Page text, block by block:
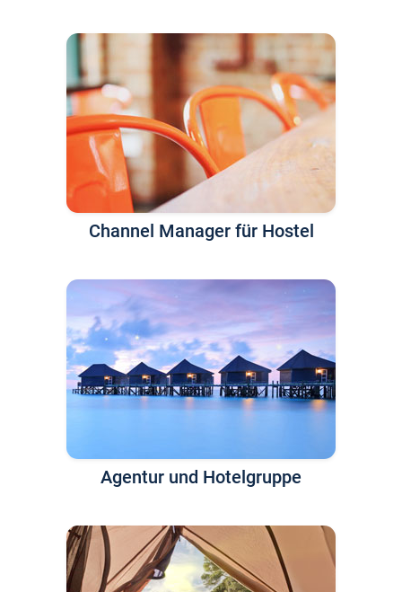
Channel Manager für Hostel
Agentur und Hotelgruppe